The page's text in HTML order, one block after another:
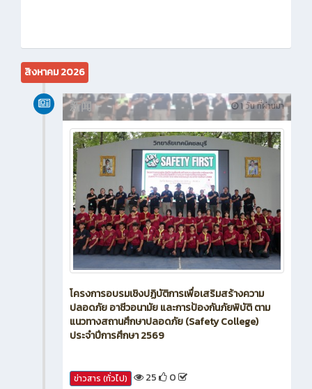
สิงหาคม 2026
1 วัน ที่ผ่านมา
新闻
โครงการอบรมเชิงปฏิบัติการเพื่อเสริมสร้างความ
ปลอดภัย อาชีวอนามัย และการป้องกันภัยพิบัติ ตาม
แนวทางสถานศึกษาปลอดภัย (Safety College)
ประจำปีการศึกษา 2569
ข่าวสาร (ทั่วไป) 25 0